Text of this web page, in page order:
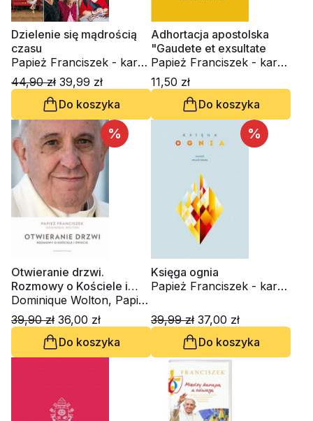
Dzielenie się mądrością
czasu
Papież Franciszek - kard.
Jorge Mario Bergoglio
44,90 zł 39,99 zł
Do koszyka
Adhortacja apostolska
"Gaudete et exsultate
Papież Franciszek - kard.
Jorge Mario Bergoglio
11,50 zł
Do koszyka
%
Otwieranie drzwi.
Rozmowy o Kościele i
świecie
Dominique Wolton, Papież
Franciszek - kard. Jorge
Mario Bergoglio
39,90 zł 36,00 zł
Do koszyka
%
Księga ognia
Papież Franciszek - kard.
Stefan von Kempis
39,99 zł 37,00 zł
Do koszyka